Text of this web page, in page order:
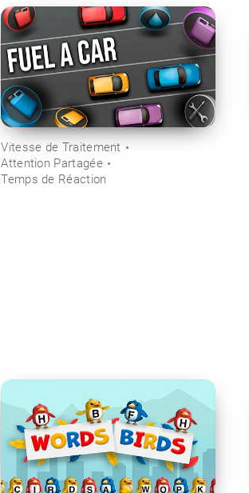
Vitesse de Traitement
Attention Partagée
Temps de Réaction